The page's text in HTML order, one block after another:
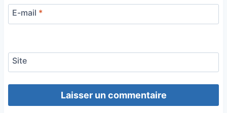
E-mail *
Site